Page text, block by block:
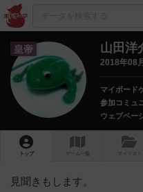
皇帝 山田洋
2018年08
マイボード
参加コミュ
ウェブペー
トップ ゲーム一覧 マイリスト
見聞きもします。